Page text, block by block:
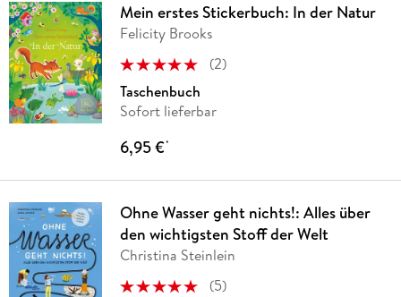
Mein erstes Stickerbuch: In der Natur
Felicity Brooks
(2)
Taschenbuch
Sofort lieferbar
6,95 €*
Ohne Wasser geht nichts!: Alles über
den wichtigsten Stoff der Welt
Christina Steinlein
(5)